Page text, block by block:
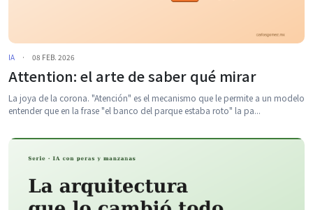
IA · 08 FEB. 2026
Attention: el arte de saber qué mirar
La joya de la corona. "Atención" es el mecanismo que le permite a un modelo
entender que en la frase "el banco del parque estaba roto" la pa...